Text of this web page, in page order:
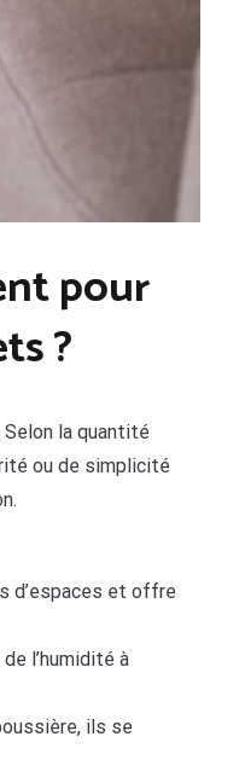
pour
?
Selon la quantité
ou de simplicité
d’espaces et offre
l’humidité à
ils se